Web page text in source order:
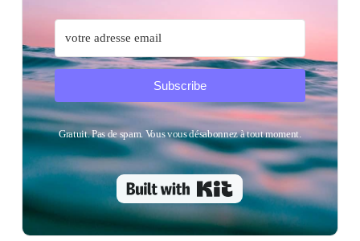
Subscribe
Gratuit. Pas de spam. Vous vous désabonnez à tout moment.
Built with Kit